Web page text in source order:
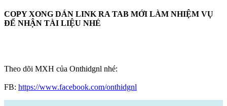
COPY XONG DÁN LINK RA TAB MỚI LÀM NHIỆM VỤ
ĐỂ NHẬN TÀI LIỆU NHÉ
Theo dõi MXH của Onthidgnl nhé:
FB: https://www.facebook.com/onthidgnl